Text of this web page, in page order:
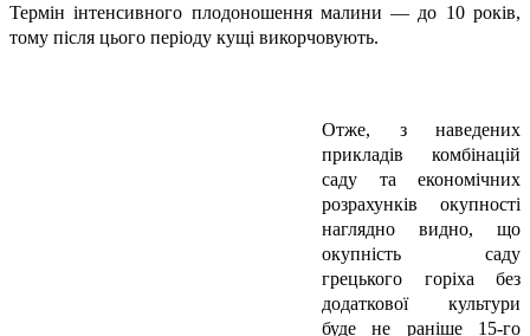
Термін інтенсивного плодоношення малини — до 10 років,
тому після цього періоду кущі викорчовують.
Отже, з наведених
прикладів комбінацій
саду та економічних
розрахунків окупності
наглядно видно, що
окупність саду
грецького горіха без
додаткової культури
буде не раніше 15-го